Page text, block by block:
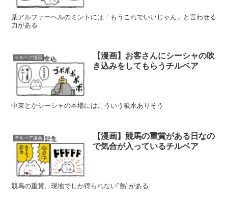
某アルファーヘルのミントには「もうこれでいいじゃん」と言わせる
力がある
チルベア漫画
【漫画】お客さんにシーシャの吹
き込みをしてもらうチルベア
中東とかシーシャの本場にはこういう噴水ありそう
チルベア漫画
【漫画】競馬の重賞がある日なの
で気合が入っているチルベア
競馬の重賞、現地でしか得られない"熱"がある